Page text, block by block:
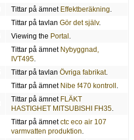
Tittar på ämnet Effektberäkning.
Tittar på tavlan Gör det själv.
Viewing the Portal .
Tittar på ämnet Nybyggnad,
IVT495.
Tittar på tavlan Övriga fabrikat.
Tittar på ämnet Nibe f470 kontroll .
Tittar på ämnet FLÄKT
HASTIGHET MITSUBISHI FH35.
Tittar på ämnetctc eco air 107
varmvatten produktion.